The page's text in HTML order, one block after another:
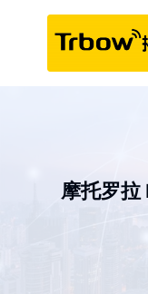
摩托罗拉